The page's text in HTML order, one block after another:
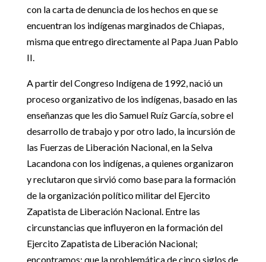
con la carta de denuncia de los hechos en que se
encuentran los indígenas marginados de Chiapas,
misma que entrego directamente al Papa Juan Pablo
II.
A partir del Congreso Indígena de 1992, nació un
proceso organizativo de los indígenas, basado en las
enseñanzas que les dio Samuel Ruíz García, sobre el
desarrollo de trabajo y por otro lado, la incursión de
las Fuerzas de Liberación Nacional, en la Selva
Lacandona con los indígenas, a quienes organizaron
y reclutaron que sirvió como base para la formación
de la organización político militar del Ejercito
Zapatista de Liberación Nacional. Entre las
circunstancias que influyeron en la formación del
Ejercito Zapatista de Liberación Nacional;
encontramos: que la problemática de cinco siglos de